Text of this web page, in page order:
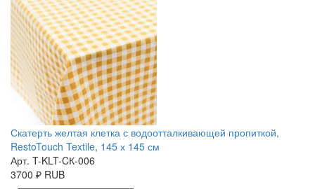
Скатерть желтая клетка с водоотталкивающей пропиткой,
RestoTouch Textile, 145 х 145 см
Арт. T-KLT-CК-006
3700 ₽ RUB